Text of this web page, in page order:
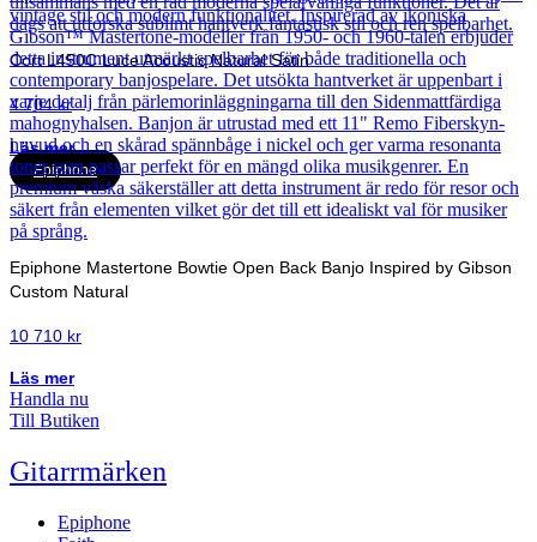
Cort L450C Luce Acoustic Natural Satin
4 704kr
Läs mer
Epiphone
Epiphone Mastertone Bowtie Open Back Banjo Inspired by Gibson
Custom Natural
10 710 kr
Läs mer
Handla nu
Till Butiken
Gitarrmärken
Epiphone